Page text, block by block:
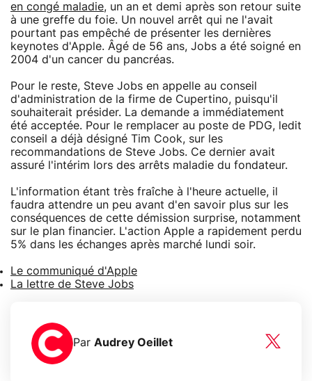
en congé maladie, un an et demi après son retour suite
à une greffe du foie. Un nouvel arrêt qui ne l'avait
pourtant pas empêché de présenter les dernières
keynotes d'Apple. Âgé de 56 ans, Jobs a été soigné en
2004 d'un cancer du pancréas.
Pour le reste, Steve Jobs en appelle au conseil
d'administration de la firme de Cupertino, puisqu'il
souhaiterait présider. La demande a immédiatement
été acceptée. Pour le remplacer au poste de PDG, ledit
conseil a déjà désigné Tim Cook, sur les
recommandations de Steve Jobs. Ce dernier avait
assuré l'intérim lors des arrêts maladie du fondateur.
L'information étant très fraîche à l'heure actuelle, il
faudra attendre un peu avant d'en savoir plus sur les
conséquences de cette démission surprise, notamment
sur le plan financier. L'action Apple a rapidement perdu
5% dans les échanges après marché lundi soir.
Le communiqué d'Apple
La lettre de Steve Jobs
Par Audrey Oeillet